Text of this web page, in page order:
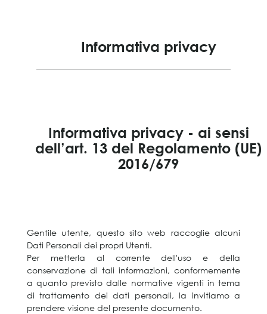
Informativa privacy
Informativa privacy - ai sensi
dell’art. 13 del Regolamento (UE)
2016/679
Gentile utente, questo sito web raccoglie alcuni
Dati Personali dei propri Utenti.
Per metterla al corrente dell'uso e della
conservazione di tali informazioni, conformemente
a quanto previsto dalle normative vigenti in tema
di trattamento dei dati personali, la invitiamo a
prendere visione del presente documento.